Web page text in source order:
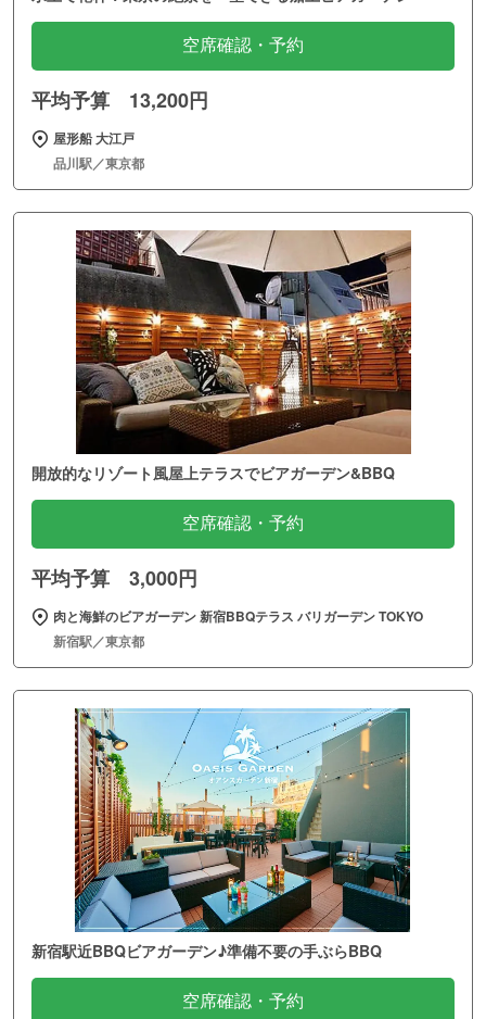
空席確認・予約
平均予算 13,200円
屋形船 大江戸
品川駅／東京都
開放的なリゾート風屋上テラスでビアガーデン&BBQ
空席確認・予約
平均予算 3,000円
肉と海鮮のビアガーデン 新宿BBQテラス バリガーデン TOKYO
新宿駅／東京都
新宿駅近BBQビアガーデン♪準備不要の手ぶらBBQ
空席確認・予約